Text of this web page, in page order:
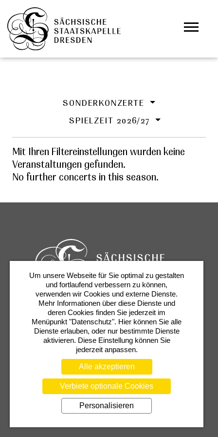
Zum Hauptinhalt springen
SONDERKONZERTE
SPIELZEIT 2026/27
Mit Ihren Filtereinstellungen wurden keine
Veranstaltungen gefunden.
No further concerts in this season.
Karten & Services Newsletter
Kontakt
Presse
Shop Semperoper
AGB
DATENSCHUTZERKLÄRUNG
BARRIEREFREIHEIT
COOKIEEINSTELLUNGEN
Cookie-Einstellungen
Um unsere Webseite für Sie optimal zu gestalten
und fortlaufend verbessern zu können,
verwenden wir Cookies und externe Dienste.
Mehr Informationen über diese Dienste und
deren Cookies finden Sie jederzeit im
Menüpunkt "Datenschutz". Hier können Sie alle
Dienste erlauben, oder nur bestimmte Dienste
aktivieren. Diese Einstellung können Sie
jederzeit anpassen.
Alle akzeptieren
Verbiete optionale Cookies
Personalisieren